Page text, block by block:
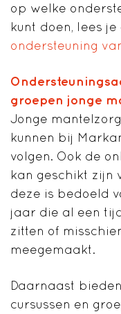
op welke
kunt doen, lees
ondersteuning
groepen jonge
Jonge
kunnen bij
volgen. Ook de
kan geschikt zijn
deze is bedoeld
jaar die al een
zitten of
meegemaakt.
Daarnaast
cursussen en